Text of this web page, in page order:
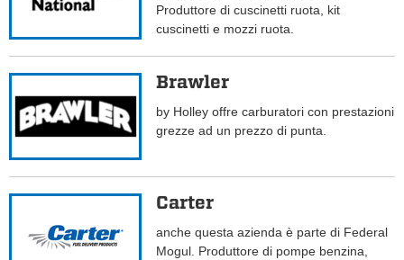
Produttore di cuscinetti ruota, kit
cuscinetti e mozzi ruota.
Brawler
by Holley offre carburatori con prestazioni
grezze ad un prezzo di punta.
Carter
anche questa azienda è parte di Federal
Mogul. Produttore di pompe benzina,